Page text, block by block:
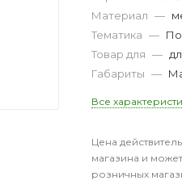
Материал —
Тематика —
Товар для —
Габариты —
Все
Цена
магазина и
розничных